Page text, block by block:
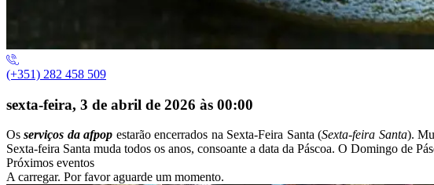
(+351) 282 458 509
sexta-feira, 3 de abril de 2026 às 00:00
Osserviços daafpop estarão encerrados na Sexta-Feira Santa (Sexta-feira Santa).
Sexta-feira Santa muda todos os anos, consoante a data da Páscoa. O Domingo de
Próximos eventos
A carregar. Por favor aguarde um momento.